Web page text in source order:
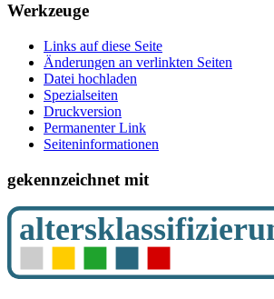
Werkzeuge
Links auf diese Seite
Änderungen an verlinkten Seiten
Datei hochladen
Spezialseiten
Druckversion
Permanenter Link
Seiten­­informationen
gekennzeichnet mit